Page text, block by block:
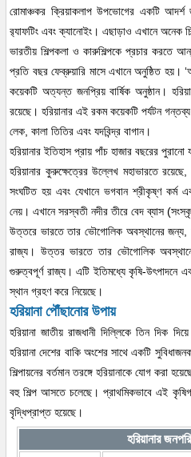
রোমাঞ্চকর ক্রিয়াকলাপ উপভোগের একটি আদর্শ
র‍্যাফটিং এবং ক্যানোইং। এছাড়াও এখানে অনেক
ভারতীয় শিল্পকলা ও কারুশিল্পকে প্রচার করতে
প্রতি বছর ফেব্রুয়ারি মাসে এখানে অনুষ্ঠিত হয়।
কয়েকটি অত্যন্ত জনপ্রিয় বার্ষিক অনুষ্ঠান।
রয়েছে। হরিয়ানার এই রকম কয়েকটি পর্যটন
লেক, কালা তিতির এবং যদবিন্দ্র বাগান।
হরিয়ানার ইতিহাস প্রায় পাঁচ হাজার বছরের পুরানো
হরিয়ানার কুরুক্ষেত্রের উল্লেখ মহাভারতে
সংঘটিত হয় এবং যেখানে ভগবান শ্রীকৃষ্ণ কর্ম
নেয়। এখানে সরস্বতী নদীর তীরে বেদ ব্যাস
উত্তরে ভারতে তার ভৌগোলিক অবস্থানের জন্য,
রাজ্য। উত্তর ভারতে তার ভৌগোলিক
গুরুত্বপূর্ণ রাজ্য। এটি ইতিমধ্যে কৃষি-উৎপাদনে
স্থান গ্রহণ করে নিয়েছে।
হরিয়ানা পৌঁছানোর উপায়
হরিয়ানা জাতীয় রাজধানী দিল্লিকে তিন দিক
হরিয়ানা দেশের বাকি অংশের সাথে একটি
শিল্পায়নের বর্তমান তরঙ্গে হরিয়ানাকে যোগ করা
বহু শিল্প আসতে চলেছে। প্রাথমিকভাবে এই
বৃদ্ধিপ্রাপ্ত হয়েছে।
হরিয়ানার